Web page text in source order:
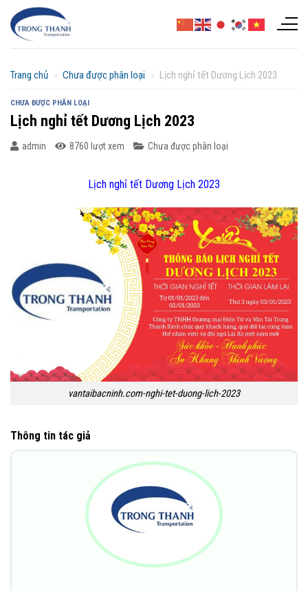
Chuyển
đến
Trang chủ » Chưa được phân loại » Lịch nghỉ tết Dương Lịch 2023
CHƯA ĐƯỢC PHÂN LOẠI
Lịch nghỉ tết Dương Lịch 2023
admin 8760 lượt xem Chưa được phân loại
Lịch nghỉ tết Dương Lịch 2023
vantaibacninh.com-nghi-tet-duong-lich-2023
Thông tin tác giả